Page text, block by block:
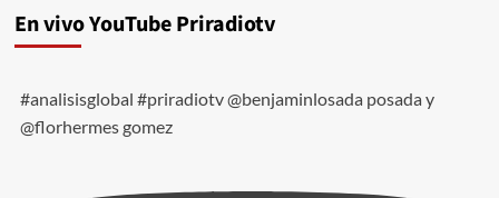
En vivo YouTube Priradiotv
#analisisglobal #priradiotv @benjaminlosada posada y
@florhermes gomez